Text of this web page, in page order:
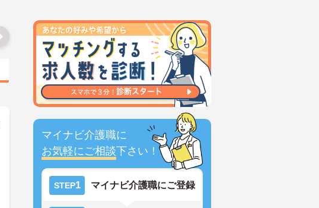
マイナビ介護職に
お気軽にご相談下さい！
STEP1 マイナビ介護職にご登録